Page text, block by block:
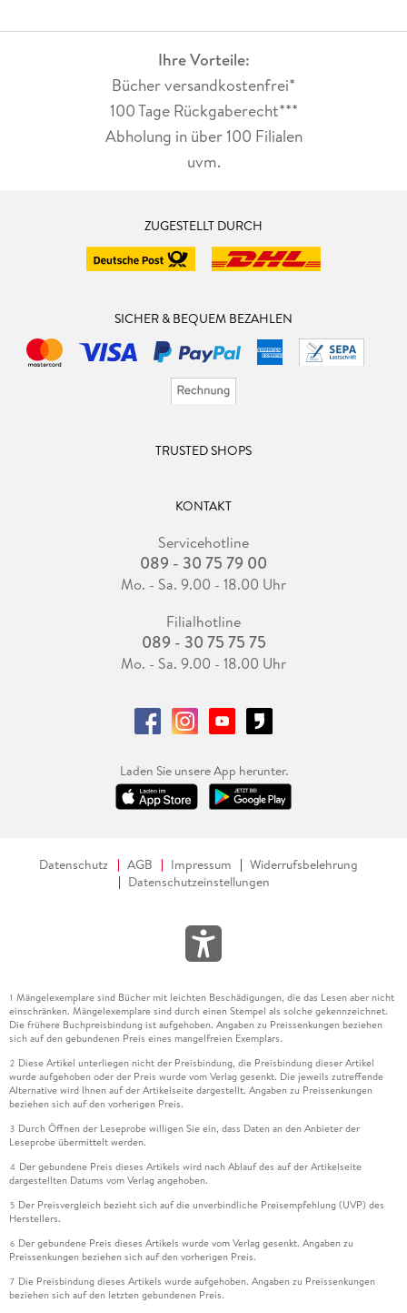
Ihre Vorteile:
Bücher versandkostenfrei*
100 Tage Rückgaberecht***
Abholung in über 100 Filialen
uvm.
ZUGESTELLT DURCH
SICHER & BEQUEM BEZAHLEN
TRUSTED SHOPS
KONTAKT
Servicehotline
089 - 30 75 79 00
Mo. - Sa. 9.00 - 18.00 Uhr
Filialhotline
089 - 30 75 75 75
Mo. - Sa. 9.00 - 18.00 Uhr
Laden Sie unsere App herunter.
Datenschutz AGB Impressum
Widerrufsbelehrung
Datenschutzeinstellungen
1 Mängelexemplare sind Bücher mit leichten Beschädigungen, die das Lesen aber nicht
einschränken. Mängelexemplare sind durch einen Stempel als solche gekennzeichnet.
Die frühere Buchpreisbindung ist aufgehoben. Angaben zu Preissenkungen beziehen
sich auf den gebundenen Preis eines mangelfreien Exemplars.
2 Diese Artikel unterliegen nicht der Preisbindung, die Preisbindung dieser Artikel
wurde aufgehoben oder der Preis wurde vom Verlag gesenkt. Die jeweils zutreffende
Alternative wird Ihnen auf der Artikelseite dargestellt. Angaben zu Preissenkungen
beziehen sich auf den vorherigen Preis.
3 Durch Öffnen der Leseprobe willigen Sie ein, dass Daten an den Anbieter der
Leseprobe übermittelt werden.
4 Der gebundene Preis dieses Artikels wird nach Ablauf des auf der Artikelseite
dargestellten Datums vom Verlag angehoben.
5 Der Preisvergleich bezieht sich auf die unverbindliche Preisempfehlung (UVP) des
Herstellers.
6 Der gebundene Preis dieses Artikels wurde vom Verlag gesenkt. Angaben zu
Preissenkungen beziehen sich auf den vorherigen Preis.
7 Die Preisbindung dieses Artikels wurde aufgehoben. Angaben zu Preissenkungen
beziehen sich auf den letzten gebundenen Preis.